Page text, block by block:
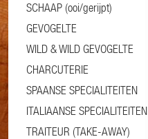
SCHAAP (ooi/gerijpt)
GEVOGELTE
WILD & WILD GEVOGELTE
CHARCUTERIE
SPAANSE SPECIALITEITEN
ITALIAANSE SPECIALITEITEN
TRAITEUR (TAKE-AWAY)